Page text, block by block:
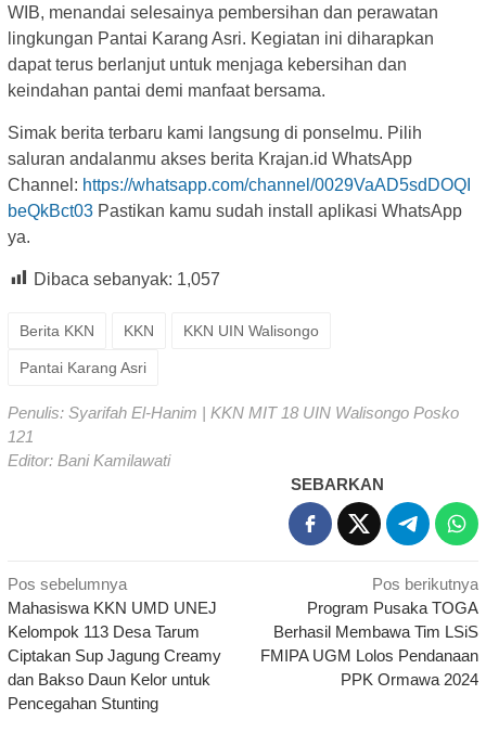
WIB, menandai selesainya pembersihan dan perawatan
lingkungan Pantai Karang Asri. Kegiatan ini diharapkan
dapat terus berlanjut untuk menjaga kebersihan dan
keindahan pantai demi manfaat bersama.
Simak berita terbaru kami langsung di ponselmu. Pilih
saluran andalanmu akses berita Krajan.id WhatsApp
Channel: https://whatsapp.com/channel/0029VaAD5sdDOQI
beQkBct03 Pastikan kamu sudah install aplikasi WhatsApp
ya.
Dibaca sebanyak: 1,057
Berita KKN KKN KKN UIN Walisongo
Pantai Karang Asri
Penulis: Syarifah El-Hanim | KKN MIT 18 UIN Walisongo Posko
121
Editor: Bani Kamilawati
SEBARKAN
Navigasi
pos
Pos sebelumnya
Mahasiswa KKN UMD UNEJ
Kelompok 113 Desa Tarum
Ciptakan Sup Jagung Creamy
dan Bakso Daun Kelor untuk
Pencegahan Stunting
Pos berikutnya
Program Pusaka TOGA
Berhasil Membawa Tim LSiS
FMIPA UGM Lolos Pendanaan
PPK Ormawa 2024